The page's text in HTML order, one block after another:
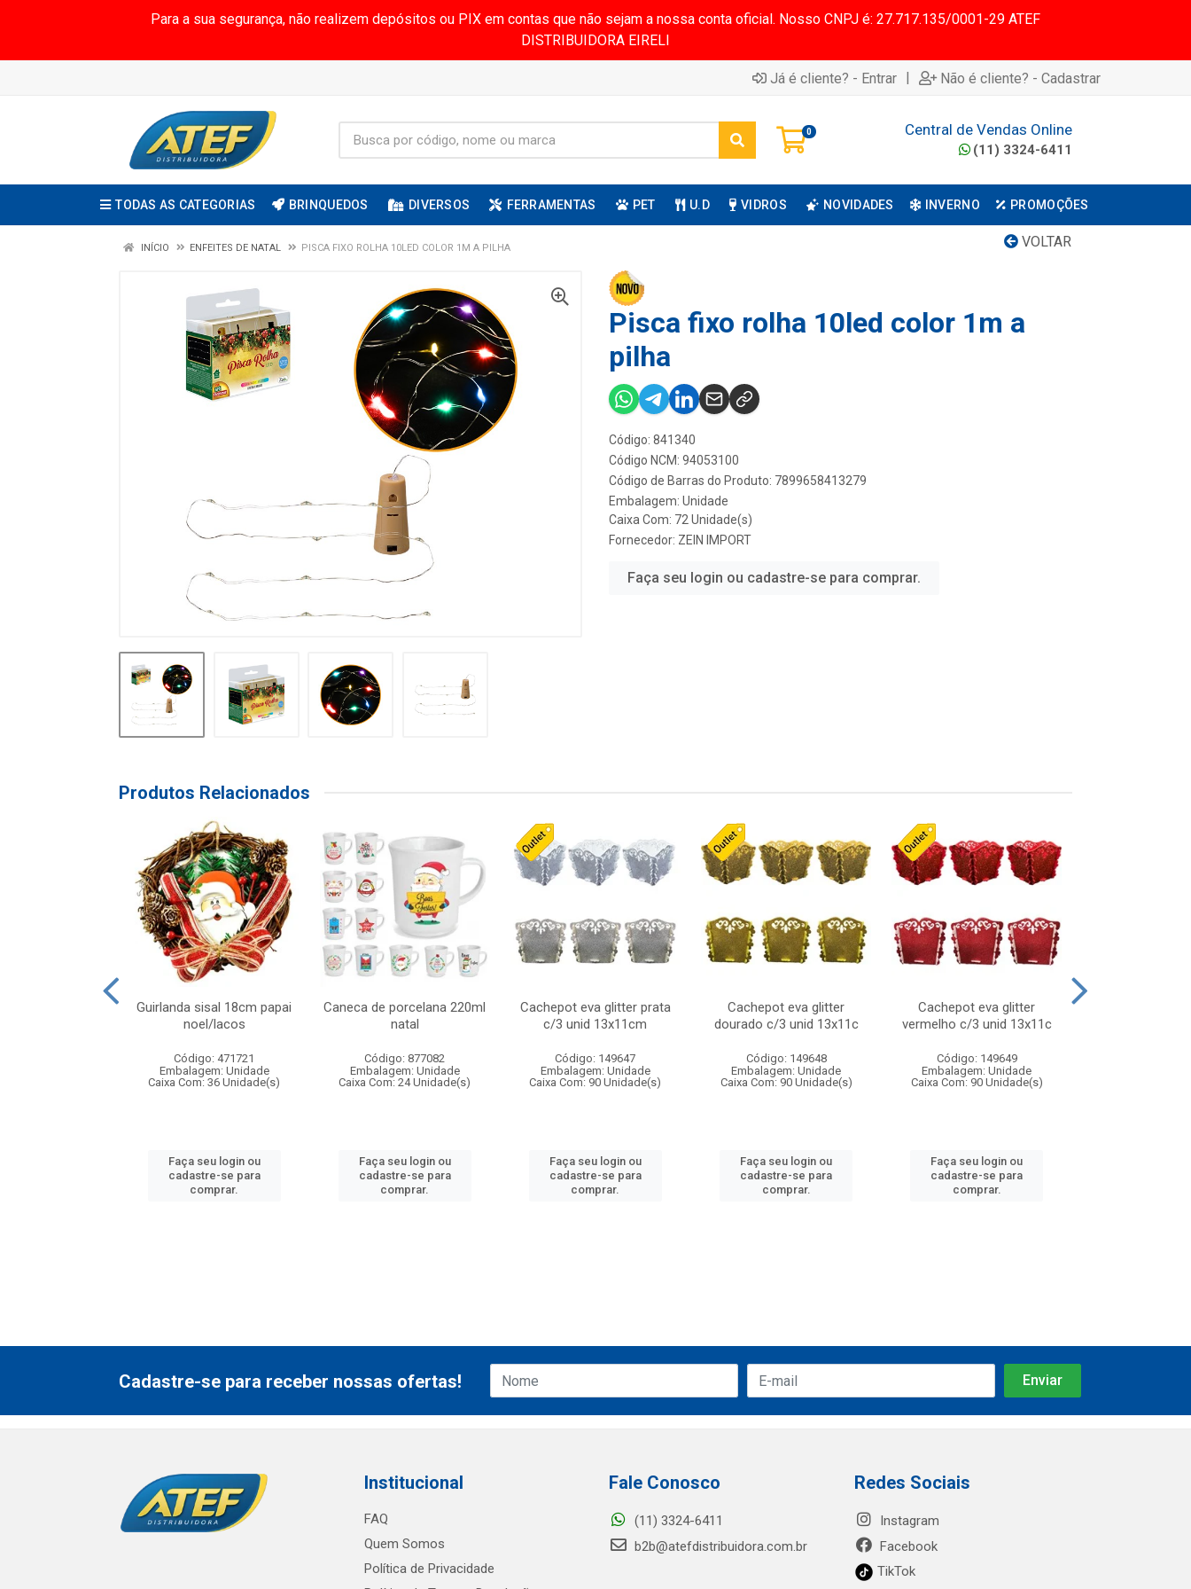
Para a sua segurança, não realizem depósitos ou PIX em contas que não sejam a nossa conta oficial. Nosso CNPJ é: 27.717.135/0001-29 ATEF
DISTRIBUIDORA EIRELI
Já é cliente? - Entrar | Não é cliente? - Cadastrar
0 Central de Vendas Online
(11) 3324-6411
TODAS AS CATEGORIAS BRINQUEDOS DIVERSOS FERRAMENTAS PET U.D VIDROS NOVIDADES INVERNO PROMOÇÕES
VOLTAR
INÍCIO ENFEITES DE NATAL PISCA FIXO ROLHA 10LED COLOR 1M A PILHA
Pisca fixo rolha 10led color 1m a
pilha
Código: 841340
Código NCM: 94053100
Código de Barras do Produto: 7899658413279
Embalagem: Unidade
Caixa Com: 72 Unidade(s)
Fornecedor: ZEIN IMPORT
Faça seu login ou cadastre-se para comprar.
Produtos Relacionados
Guirlanda sisal 18cm papai
noel/lacos
Código: 471721
Embalagem: Unidade
Caixa Com: 36 Unidade(s)
Faça seu login ou
cadastre-se para
comprar.
Caneca de porcelana 220ml
natal
Código: 877082
Embalagem: Unidade
Caixa Com: 24 Unidade(s)
Faça seu login ou
cadastre-se para
comprar.
Cachepot eva glitter prata
c/3 unid 13x11cm
Código: 149647
Embalagem: Unidade
Caixa Com: 90 Unidade(s)
Faça seu login ou
cadastre-se para
comprar.
Cachepot eva glitter
dourado c/3 unid 13x11c
Código: 149648
Embalagem: Unidade
Caixa Com: 90 Unidade(s)
Faça seu login ou
cadastre-se para
comprar.
Cachepot eva glitter
vermelho c/3 unid 13x11c
Código: 149649
Embalagem: Unidade
Caixa Com: 90 Unidade(s)
Faça seu login ou
cadastre-se para
comprar.
Cadastre-se para receber nossas ofertas!
Institucional
FAQ
Quem Somos
Política de Privacidade
Fale Conosco
(11) 3324-6411
b2b@atefdistribuidora.com.br
Redes Sociais
Instagram
Facebook
TikTok